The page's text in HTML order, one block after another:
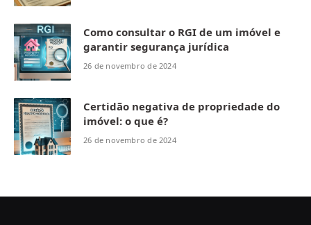
Como consultar o RGI de um imóvel e
garantir segurança jurídica
26 de novembro de 2024
Certidão negativa de propriedade do
imóvel: o que é?
26 de novembro de 2024